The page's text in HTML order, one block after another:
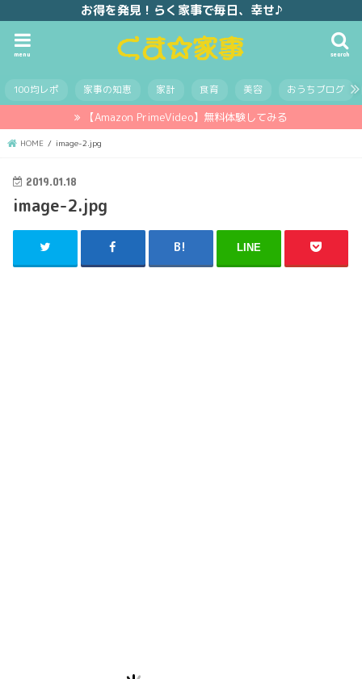
お得を発見！らく家事で毎日、幸せ♪
search
menu
100均レポ 家事の知恵 家計 食育 美容 おうちブログ
【Amazon PrimeVideo】無料体験してみる
HOME image-2.jpg
2019.01.18
image-2.jpg
LINE